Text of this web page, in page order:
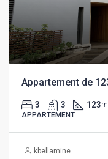
3 3 123
APPARTEMENT
kbellamine